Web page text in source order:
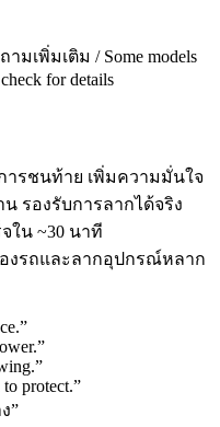
เพิ่มเติม / Some models
for details
การชนท้าย เพิ่มความมั่นใจ
น รองรับการลากได้จริง
จใน ~30 นาที
องรถและลากอุปกรณ์หลาก
protect.”
”